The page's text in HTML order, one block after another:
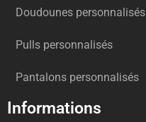
Doudounes personnalisés
Pulls personnalisés
Pantalons personnalisés
Informations